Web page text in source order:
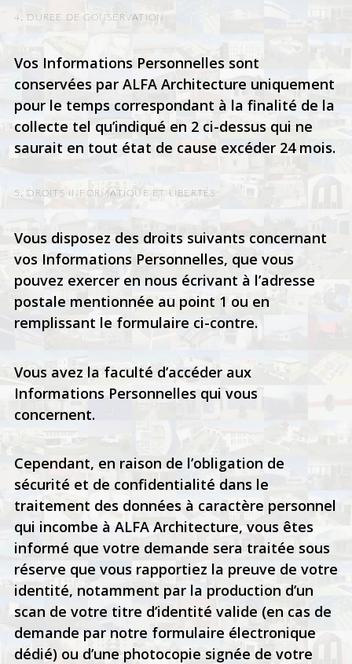
4. DUREE DE CONSERVATION
Vos Informations Personnelles sont
conservées par ALFA Architecture uniquement
pour le temps correspondant à la finalité de la
collecte tel qu’indiqué en 2 ci-dessus qui ne
saurait en tout état de cause excéder 24 mois.
5. DROITS INFORMATIQUE ET LIBERTÉS
Vous disposez des droits suivants concernant
vos Informations Personnelles, que vous
pouvez exercer en nous écrivant à l’adresse
postale mentionnée au point 1 ou en
remplissant le formulaire ci-contre.
Vous avez la faculté d’accéder aux
Informations Personnelles qui vous
concernent.
Cependant, en raison de l’obligation de
sécurité et de confidentialité dans le
traitement des données à caractère personnel
qui incombe à ALFA Architecture, vous êtes
informé que votre demande sera traitée sous
réserve que vous rapportiez la preuve de votre
identité, notamment par la production d’un
scan de votre titre d’identité valide (en cas de
demande par notre formulaire électronique
dédié) ou d’une photocopie signée de votre